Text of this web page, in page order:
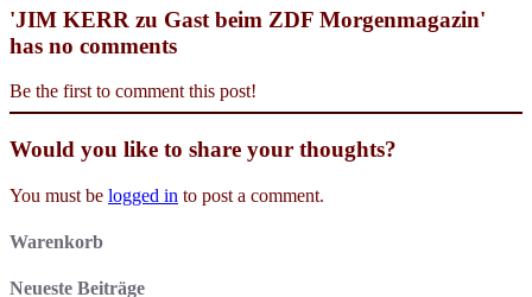
'JIM KERR zu Gast beim ZDF Morgenmagazin'
has no comments
Be the first to comment this post!
Would you like to share your thoughts?
You must be logged in to post a comment.
Warenkorb
Neueste Beiträge